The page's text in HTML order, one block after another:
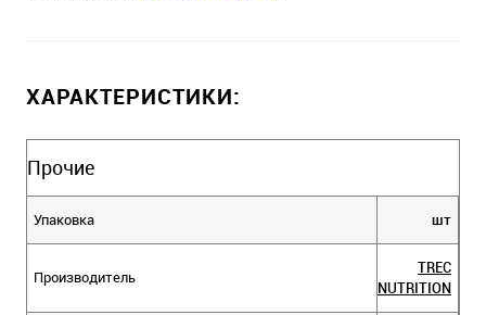
ХАРАКТЕРИСТИКИ:
Прочие
Упаковка шт
Производитель
TREC
NUTRITION